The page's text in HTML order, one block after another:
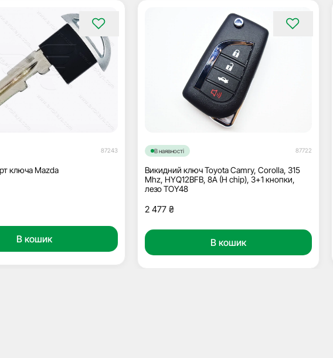
87243
ключа Mazda
В кошик
В наявності 87722
Викидний ключ Toyota Camry, Corolla, 315
Mhz, HYQ12BFB, 8A (H chip), 3+1 кнопки,
лезо TOY48
2 477 ₴
В кошик